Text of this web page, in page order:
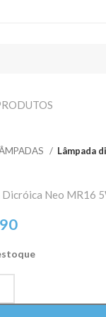
Lâmpada
Dicróica Neo MR16